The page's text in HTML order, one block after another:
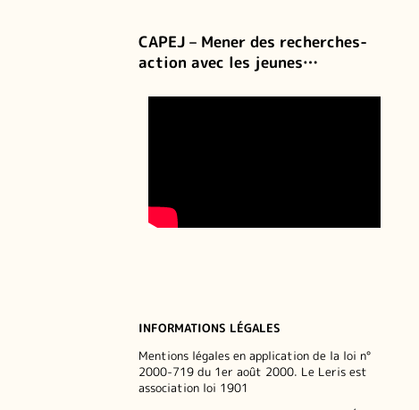
CAPEJ – Mener des recherches-
action avec les jeunes…
INFORMATIONS LÉGALES
Mentions légales en application de la loi n°
2000-719 du 1er août 2000. Le Leris est
association loi 1901